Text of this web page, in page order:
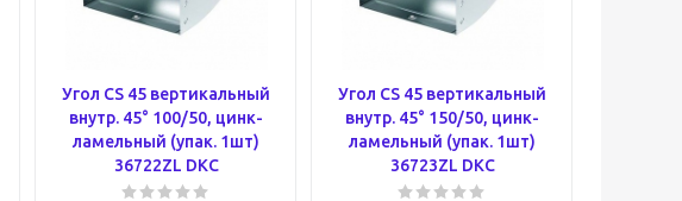
Угол CS 45 вертикальный
внутр. 45° 100/50, цинк-
ламельный (упак. 1шт)
36722ZL DKC
Угол CS 45 вертикальный
внутр. 45° 150/50, цинк-
ламельный (упак. 1шт)
36723ZL DKC